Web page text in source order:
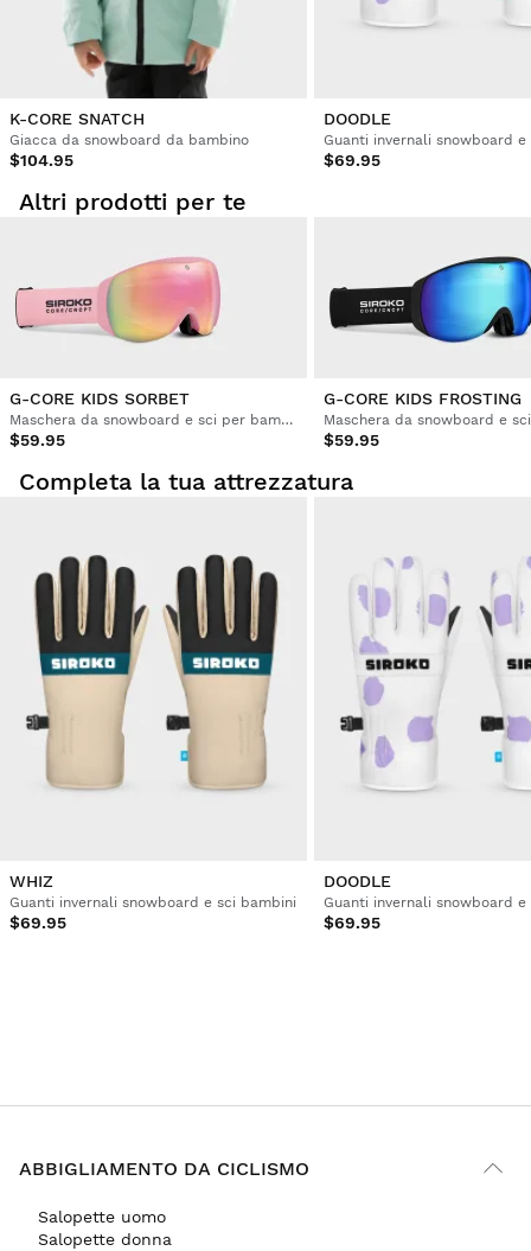
Cliente verificato
M VAN SCHIE
Non ancora usato ma sembra buono, ottima vestibilità.
Questa recensione ti è stata utile?
Cliente verificato
Sarah Mazzoleni
1 persona ha(nno) trovato utile questa recensione
Questa recensione ti è stata utile? Sì Segnala Condividi
K-CORE SNATCH
Giacca da snowboard da bambino
$104.95
DOODLE
Guanti invernali snowboard
$69.95
Altri prodotti per te
G-CORE KIDS SORBET
Maschera da snowboard e sci per bambini
$59.95
G-CORE KIDS FROSTING
$59.95
Completa la tua attrezzatura
WHIZ
Guanti invernali snowboard e sci bambini
$69.95
DOODLE
Guanti invernali snowboard
$69.95
ABBIGLIAMENTO DA CICLISMO
Salopette uomo
Salopette donna